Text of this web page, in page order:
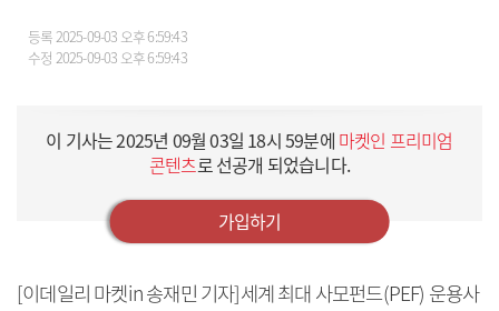
등록2025-09-03 오후 6:59:43
수정 2025-09-03 오후 6:59:43
이 기사는2025년 09월 03일 18시 59분에 마켓인 프리미엄
콘텐츠로 선공개 되었습니다.
가입하기
[이데일리 마켓in 송재민 기자]세계 최대 사모펀드(PEF) 운용사